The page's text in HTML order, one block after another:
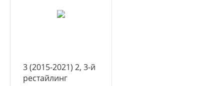
3 (2015-2021) 2, 3-й
рестайлинг